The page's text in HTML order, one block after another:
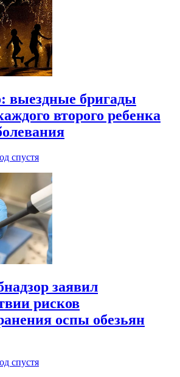
выездные бригады
второго ребенка
спустя
заявил
рисков
оспы обезьян
спустя